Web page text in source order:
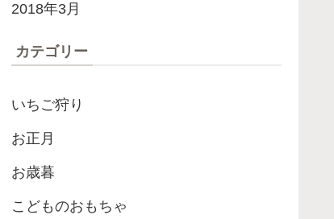
2018年3月
カテゴリー
いちご狩り
お正月
お歳暮
こどものおもちゃ